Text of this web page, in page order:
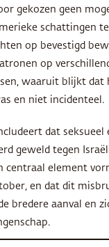
gekozen geen
schattingen
op bevestigd
op
waaruit blijkt dat
en niet incidenteel.
dat seksueel
geweld tegen
centraal element
en dat dit
bredere aanval en